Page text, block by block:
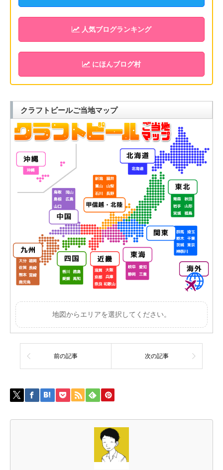
人気ブログランキング
にほんブログ村
クラフトビールご当地マップ
地図からエリアを選択してください。
前の記事 次の記事